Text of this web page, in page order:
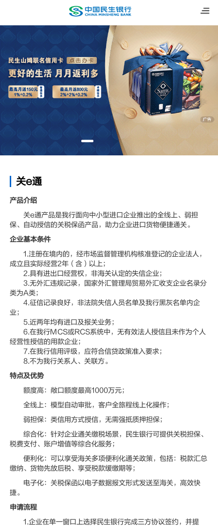
关e通
产品介绍
关e通产品是我行面向中小型进口企业推出的全线上、弱担
保、自动授信的关税保函产品，助力企业进口货物便捷通关。
企业基本条件
1.注册在境内的，经市场监督管理机构核准登记的企业法人，
成立且实际经营2年（含）以上；
2.具有进出口经营权，非海关认定的失信企业；
3.无外汇违规记录，国家外汇管理局贸易外汇收支企业名录分
类为A类；
4.征信记录良好，非法院失信人员名单及我行黑灰名单内企
业；
5.近两年均有进口及报关业务；
6.在我行MCS或RCS系统中，无有效法人授信且未作为个人
经营性授信的用款企业；
7.在我行信用评级，应符合信贷政策准入要求；
8.不为我行关系人、关联方。
特点及优势
额度高：敞口额度最高1000万元；
全线上：模型自动审批，客户全旅程线上化操作；
弱担保：类信用方式授信，无需强抵质押担保；
综合化：针对企业通关缴税场景，民生银行可提供关税担保、
税费支付、账户增值等综合化服务；
便利化：可以享受海关多项便利化通关政策，包括：税款汇总
缴纳、货物先放后税、享受税款缓缴期等；
电子化：关税保函以电子数据报文形式发送至海关，高效快
捷。
申请流程
1.企业在单一窗口上选择民生银行完成三方协议签约，并提